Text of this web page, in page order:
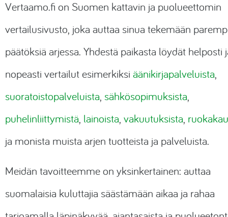
Vertaamo.fi on Suomen kattavin ja puolueettomin
vertailusivusto, joka auttaa sinua tekemään
päätöksiä arjessa. Yhdestä paikasta löydät helposti
nopeasti vertailut esimerkiksi äänikirjapalveluista,
suoratoistopalveluista, sähkösopimuksista,
puhelinliittymistä, lainoista, vakuutuksista,
ja monista muista arjen tuotteista ja palveluista.
Meidän tavoitteemme on yksinkertainen: auttaa
suomalaisia kuluttajia säästämään aikaa ja rahaa